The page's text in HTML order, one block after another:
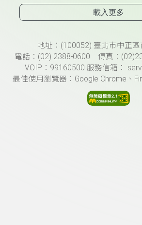
載入更多
頁尾資訊地址：(100052) 臺北市中正
電話：(02) 2388-0600 傳真：
VOIP：99160500 服務信箱：
最佳使用瀏覽器：Google Chrome、